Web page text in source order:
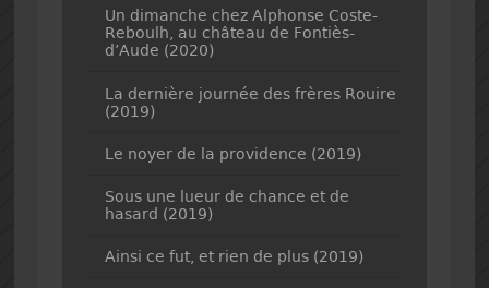
Un dimanche chez Alphonse Coste-
Reboulh, au château de Fontiès-
d’Aude (2020)
La dernière journée des frères Rouire
(2019)
Le noyer de la providence (2019)
Sous une lueur de chance et de
hasard (2019)
Ainsi ce fut, et rien de plus (2019)